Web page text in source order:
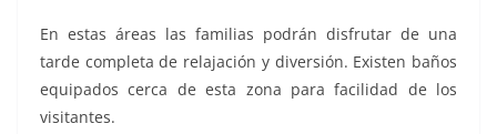
En estas áreas las familias podrán disfrutar de una
tarde completa de relajación y diversión. Existen baños
equipados cerca de esta zona para facilidad de los
visitantes.